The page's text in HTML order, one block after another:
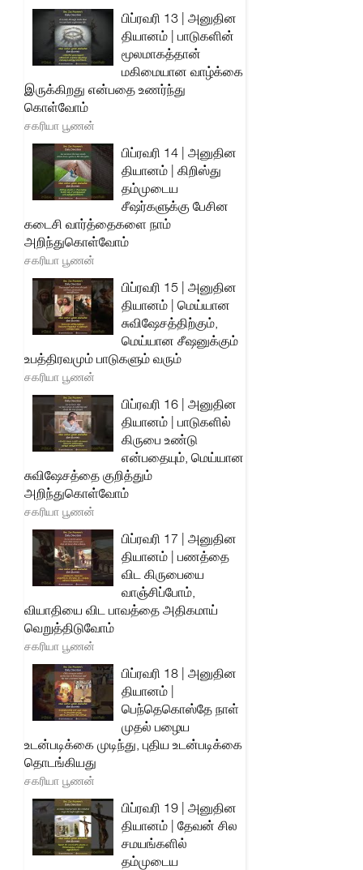
பிப்ரவரி 13 | அனுதின
தியானம் | பாடுகளின்
மூலமாகத்தான்
மகிமையான வாழ்க்கை
இருக்கிறது என்பதை உணர்ந்து
கொள்வோம்
சகரியா பூணன்
பிப்ரவரி 14 | அனுதின
தியானம் | கிறிஸ்து
தம்முடைய
சீஷர்களுக்கு பேசின
கடைசி வார்த்தைகளை நாம்
அறிந்துகொள்வோம்
சகரியா பூணன்
பிப்ரவரி 15 | அனுதின
தியானம் | மெய்யான
சுவிஷேசத்திற்கும்,
மெய்யான சீஷனுக்கும்
உபத்திரவமும் பாடுகளும் வரும்
சகரியா பூணன்
பிப்ரவரி 16 | அனுதின
தியானம் | பாடுகளில்
கிருபை உண்டு
என்பதையும், மெய்யான
சுவிஷேசத்தை குறித்தும்
அறிந்துகொள்வோம்
சகரியா பூணன்
பிப்ரவரி 17 | அனுதின
தியானம் | பணத்தை
விட கிருபையை
வாஞ்சிப்போம்,
வியாதியை விட பாவத்தை அதிகமாய்
வெறுத்திடுவோம்
சகரியா பூணன்
பிப்ரவரி 18 | அனுதின
தியானம் |
பெந்தெகொஸ்தே நாள்
முதல் பழைய
உடன்படிக்கை முடிந்து, புதிய உடன்படிக்கை
தொடங்கியது
சகரியா பூணன்
பிப்ரவரி 19 | அனுதின
தியானம் | தேவன் சில
சமயங்களில்
தம்முடைய